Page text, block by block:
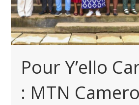
Pour Y’ello
: MTN